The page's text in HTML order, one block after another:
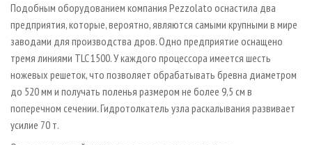
Подобным оборудованием компания Pezzolato оснастила два
предприятия, которые, вероятно, являются самыми крупными в мире
заводами для производства дров. Одно предприятие оснащено
тремя линиями TLC 1500. У каждого процессора имеется шесть
ножевых решеток, что позволяет обрабатывать бревна диаметром
до 520 мм и получать поленья размером не более 9,5 см в
поперечном сечении. Гидротолкатель узла раскалывания развивает
усилие 70 т.